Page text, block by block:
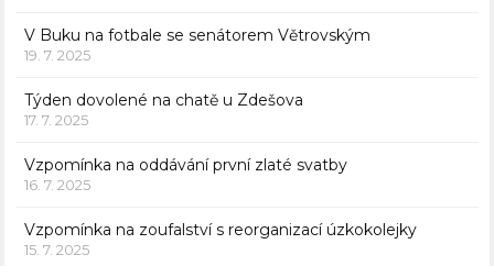
V Buku na fotbale se senátorem Větrovským
19. 7. 2025
Týden dovolené na chatě u Zdešova
17. 7. 2025
Vzpomínka na oddávání první zlaté svatby
16. 7. 2025
Vzpomínka na zoufalství s reorganizací úzkokolejky
15. 7. 2025